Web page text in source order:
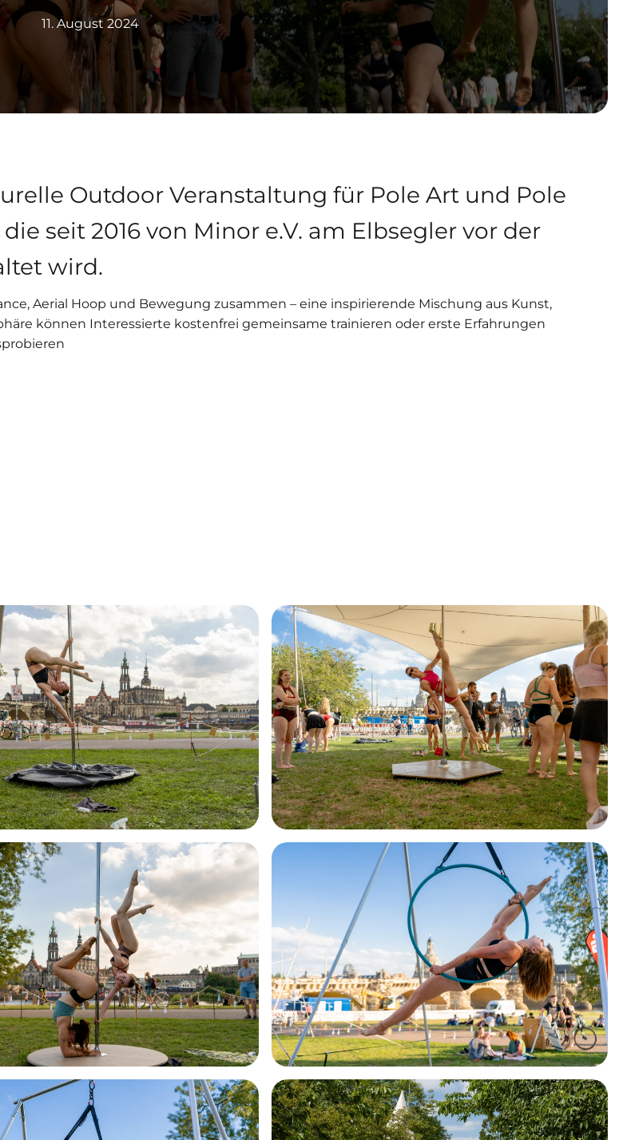
11. August 2024
Outdoor Veranstaltung für Pole Art und Pole
seit 2016 von Minor e.V. am Elbsegler vor der
wird.
Aerial Hoop und Bewegung zusammen – eine inspirierende Mischung aus Kunst,
können Interessierte kostenfrei gemeinsame trainieren oder erste Erfahrungen